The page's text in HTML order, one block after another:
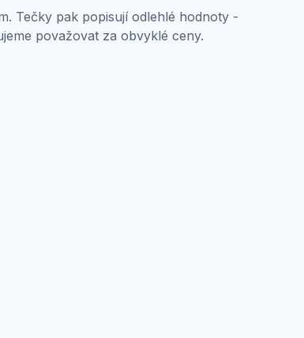
Tečky pak popisují odlehlé hodnoty -
považovat za obvyklé ceny.
can have up to 5 values: minimum, lower